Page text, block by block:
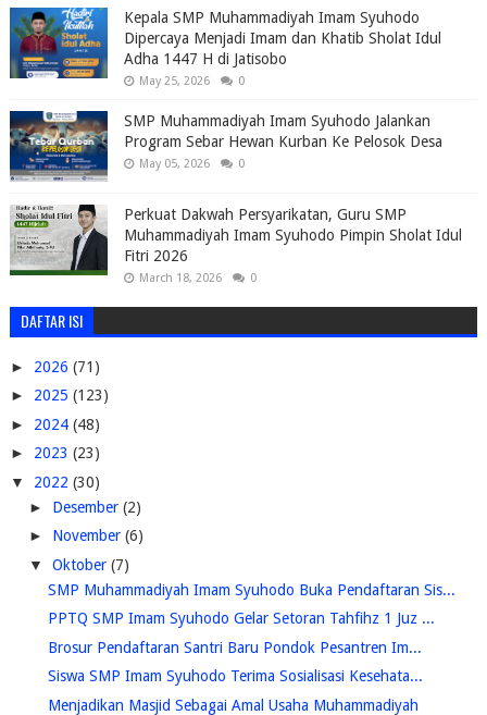
Kepala SMP Muhammadiyah Imam Syuhodo
Dipercaya Menjadi Imam dan Khatib Sholat Idul
Adha 1447 H di Jatisobo
May 25, 2026 0
SMP Muhammadiyah Imam Syuhodo Jalankan
Program Sebar Hewan Kurban Ke Pelosok Desa
May 05, 2026 0
Perkuat Dakwah Persyarikatan, Guru SMP
Muhammadiyah Imam Syuhodo Pimpin Sholat Idul
Fitri 2026
March 18, 2026 0
DAFTAR ISI
► 2026 (71)
► 2025 (123)
► 2024 (48)
► 2023 (23)
▼ 2022 (30)
► Desember (2)
► November (6)
▼ Oktober (7)
SMP Muhammadiyah Imam Syuhodo Buka Pendaftaran Sis...
PPTQ SMP Imam Syuhodo Gelar Setoran Tahfihz 1 Juz ...
Brosur Pendaftaran Santri Baru Pondok Pesantren Im...
Siswa SMP Imam Syuhodo Terima Sosialisasi Kesehata...
Menjadikan Masjid Sebagai Amal Usaha Muhammadiyah